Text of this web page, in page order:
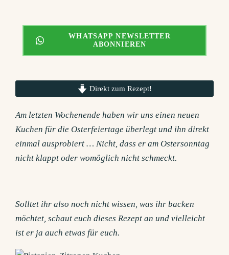
WHATSAPP NEWSLETTER
ABONNIEREN
Direkt zum Rezept!
Am letzten Wochenende haben wir uns einen neuen
Kuchen für die Osterfeiertage überlegt und ihn direkt
einmal ausprobiert … Nicht, dass er am Ostersonntag
nicht klappt oder womöglich nicht schmeckt.
Solltet ihr also noch nicht wissen, was ihr backen
möchtet, schaut euch dieses Rezept an und vielleicht
ist er ja auch etwas für euch.